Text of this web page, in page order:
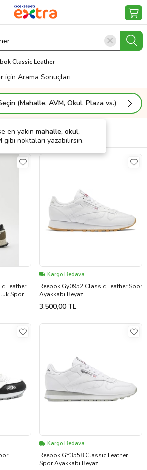
Classic Leather
için Arama Sonuçları
(Mahalle, AVM, Okul, Plaza vs.)
en yakın mahalle, okul,
gibi noktaları yazabilirsin.
Kargo Bedava
Leather
Spor
Kargo Bedava
Reebok Gy0952 Classic Leather Spor
Ayakkabı Beyaz
3.500,00 TL
Kargo Bedava
Reebok GY3558 Classic Leather
Spor Ayakkabı Beyaz